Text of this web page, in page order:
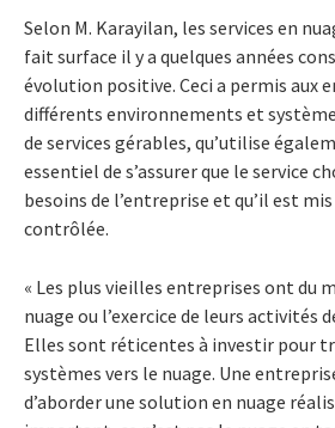
Selon M. Karayilan, les services en
fait surface il y a quelques années
évolution positive. Ceci a permis aux
différents environnements et
de services gérables, qu’utilise
essentiel de s’assurer que le service
besoins de l’entreprise et qu’il est
contrôlée.
« Les plus vieilles entreprises ont du
nuage ou l’exercice de leurs activités
Elles sont réticentes à investir pour
systèmes vers le nuage. Une
d’aborder une solution en nuage